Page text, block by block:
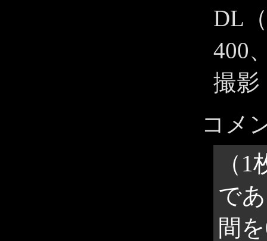
DL
400
撮影
コメ
（
で
間